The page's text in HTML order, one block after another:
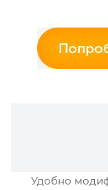
Удобно